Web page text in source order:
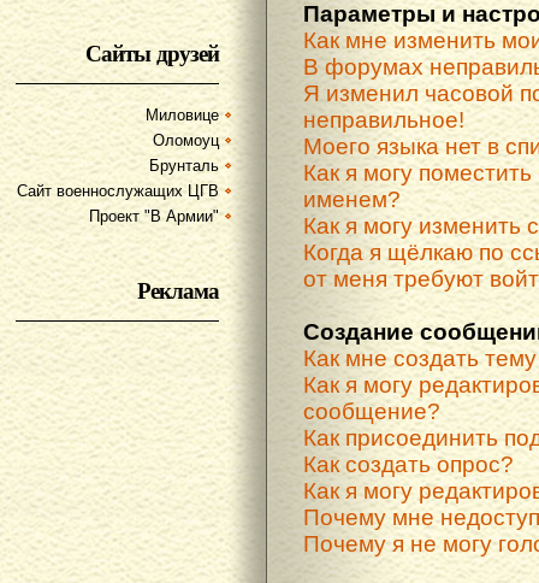
Сайты друзей
Миловице
Оломоуц
Брунталь
Сайт военнослужащих ЦГВ
Проект "В Армии"
Реклама
Параметры и
Как мне изменить
В форумах
Я изменил часовой
неправильное!
Моего языка нет в
Как я могу
именем?
Как я могу изменить
Когда я щёлкаю по
от меня требуют
Создание
Как мне создать
Как я могу
сообщение?
Как присоединить
Как создать опрос?
Как я могу
Почему мне
Почему я не могу